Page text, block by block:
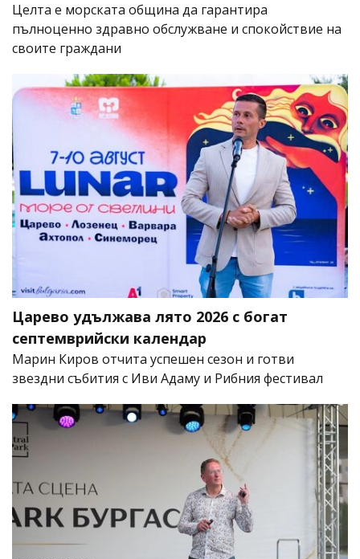
Целта е морската община да гарантира
пълноценно здравно обслужване и спокойствие на
своите граждани
Царево удължава лято 2026 с богат
септемврийски календар
Марин Киров отчита успешен сезон и готви
звездни събития с Иви Адаму и Рибния фестивал